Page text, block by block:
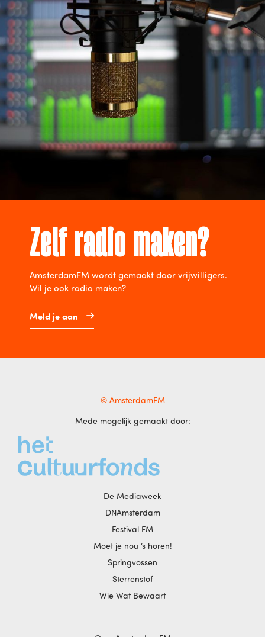
Zelf radio maken?
AmsterdamFM wordt gemaakt door vrijwilligers.
Wil je ook radio maken?
Meld je aan
© AmsterdamFM
Mede mogelijk gemaakt door:
De Mediaweek
DNAmsterdam
Festival FM
Moet je nou ‘s horen!
Springvossen
Sterrenstof
Wie Wat Bewaart